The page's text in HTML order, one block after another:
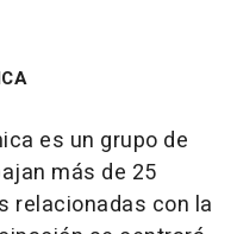
es un grupo de
más de 25
relacionadas con la